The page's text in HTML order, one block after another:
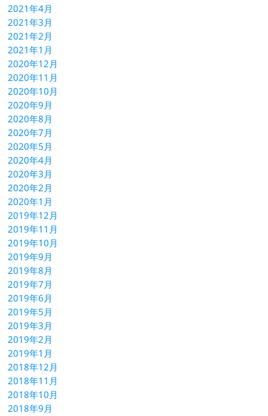
2021年4月
2021年3月
2021年2月
2021年1月
2020年12月
2020年11月
2020年10月
2020年9月
2020年8月
2020年7月
2020年5月
2020年4月
2020年3月
2020年2月
2020年1月
2019年12月
2019年11月
2019年10月
2019年9月
2019年8月
2019年7月
2019年6月
2019年5月
2019年3月
2019年2月
2019年1月
2018年12月
2018年11月
2018年10月
2018年9月